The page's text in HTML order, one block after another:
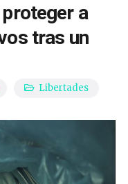
a
tras un
Libertades